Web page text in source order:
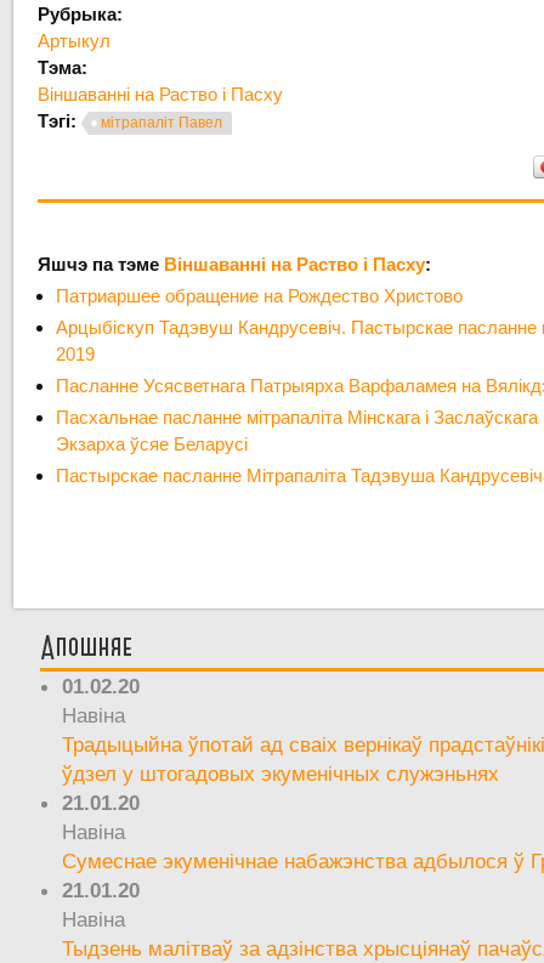
Рубрыка:
Артыкул
Тэма:
Віншаванні на Раство і Пасху
Тэгі:
мітрапаліт Павел
Яшчэ па тэме Віншаванні на Раство і Пасху:
Патриаршее обращение на Рождество Христово
Арцыбіскуп Тадэвуш Кандрусевіч. Пастырскае
2019
Пасланне Усясветнага Патрыярха Варфаламея на
Пасхальнае пасланне мітрапаліта Мінскага і
Экзарха ўсяе Беларусі
Пастырскае пасланне Мітрапаліта Тадэвуша
Апошняе
01.02.20
Навіна
Традыцыйна ўпотай ад сваіх вернікаў
ўдзел у штогадовых экуменічных служэньнях
21.01.20
Навіна
Сумеснае экуменічнае набажэнства адбылося ў
21.01.20
Навіна
Тыдзень малітваў за адзінства хрысціянаў